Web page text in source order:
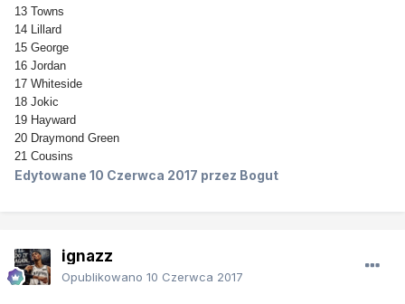
13 Towns
14 Lillard
15 George
16 Jordan
17 Whiteside
18 Jokic
19 Hayward
20 Draymond Green
21 Cousins
Edytowane 10 Czerwca 2017 przez Bogut
ignazz
Opublikowano 10 Czerwca 2017